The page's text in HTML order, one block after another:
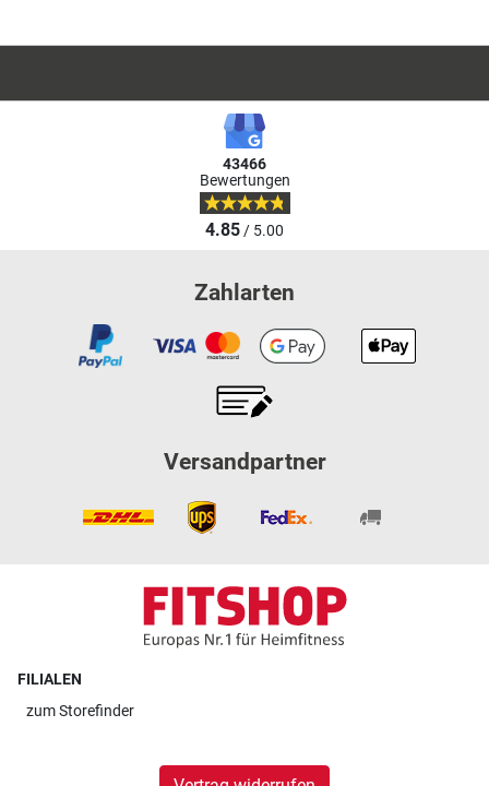
43466
Bewertungen
4.85/ 5.00
Zahlarten
Versandpartner
FILIALEN
zumStorefinder